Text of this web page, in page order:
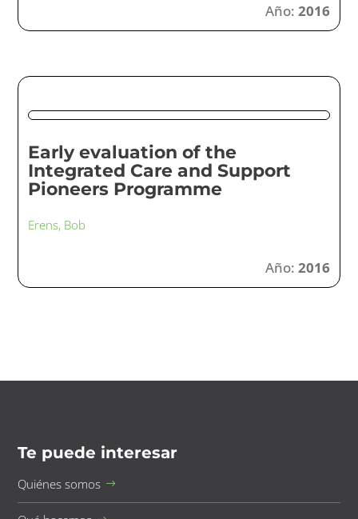
Año: 2016
Early evaluation of the
Integrated Care and Support
Pioneers Programme
Erens, Bob
Año: 2016
Te puede interesar
Quiénes somos